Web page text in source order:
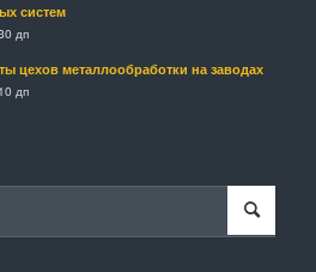
систем
дп
цехов металлообработки на заводах
дп